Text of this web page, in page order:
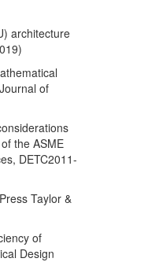
architecture
of
the ASME
DETC2011-
Taylor &
of
Design